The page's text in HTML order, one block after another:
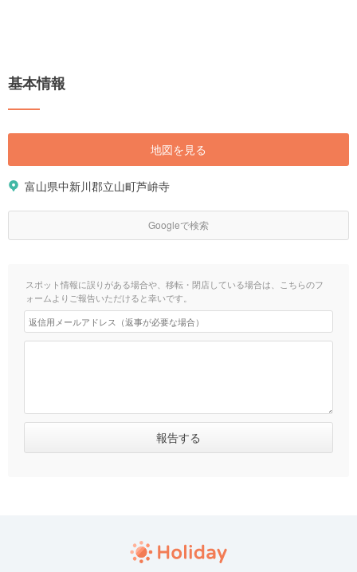
基本情報
地図を見る
富山県中新川郡立山町芦峅寺
Googleで検索
スポット情報に誤りがある場合や、移転・閉店している場合は、こちらのフ
ォームよりご報告いただけると幸いです。